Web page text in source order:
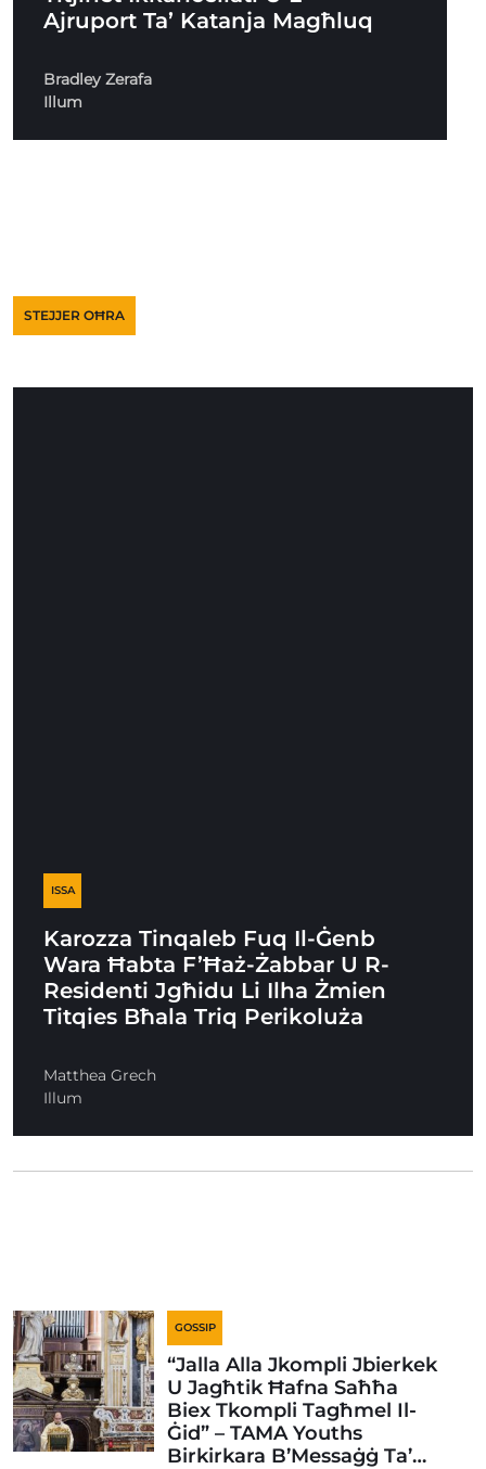
Ajruport Ta’ Katanja Magħluq
Bradley Zerafa
Illum
STEJJER OĦRA
ISSA
Karozza Tinqaleb Fuq Il-Ġenb
Wara Ħabta F’Ħaż-Żabbar U R-
Residenti Jgħidu Li Ilha Żmien
Titqies Bħala Triq Perikoluża
Matthea Grech
Illum
GOSSIP
“Jalla Alla Jkompli Jbierkek
U Jagħtik Ħafna Saħħa
Biex Tkompli Tagħmel Il-
Ġid” – TAMA Youths
Birkirkara B’Messaġġ Ta’…